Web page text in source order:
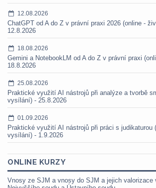
12.08.2026
ChatGPT od A do Z v právní praxi 2026 (online -
12.8.2026
18.08.2026
Gemini a NotebookLM od A do Z v právní praxi
18.8.2026
25.08.2026
Praktické využití AI nástrojů při analýze a tvorbě
vysílání) - 25.8.2026
01.09.2026
Praktické využití AI nástrojů při práci s judikaturou
vysílání) - 1.9.2026
ONLINE KURZY
Vnosy ze SJM a vnosy do SJM a jejich valorizace